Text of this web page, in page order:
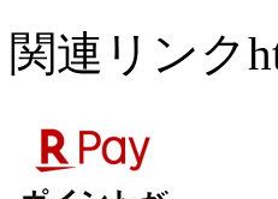
関連リンク